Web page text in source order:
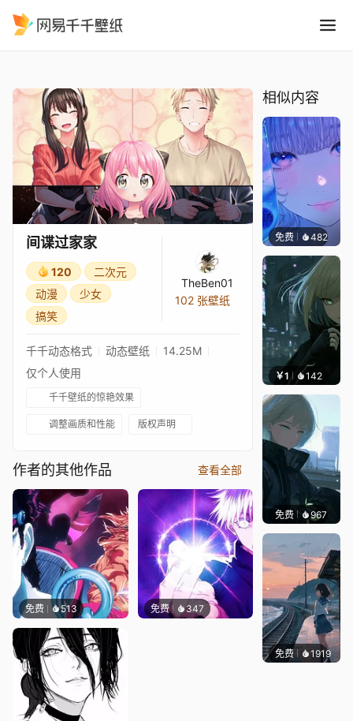
间谍过家家
120
二次元
动漫
少女
搞笑
TheBen01
102 张壁纸
千千动态格式 动态壁纸
14.25M
仅个人使用
千千壁纸的惊艳效果
调整画质和性能 版权声明
作者的其他作品 查看全部
免费 513 免费 347
相似内容
免费 482辰东
￥1 142
免费 967辰东
免费 1919辰东